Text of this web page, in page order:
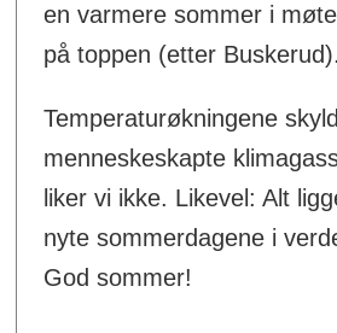
en varmere sommer i
på toppen (etter Buskerud).
Temperaturøkningene
menneskeskapte
liker vi ikke. Likevel: Alt
nyte sommerdagene i
God sommer!